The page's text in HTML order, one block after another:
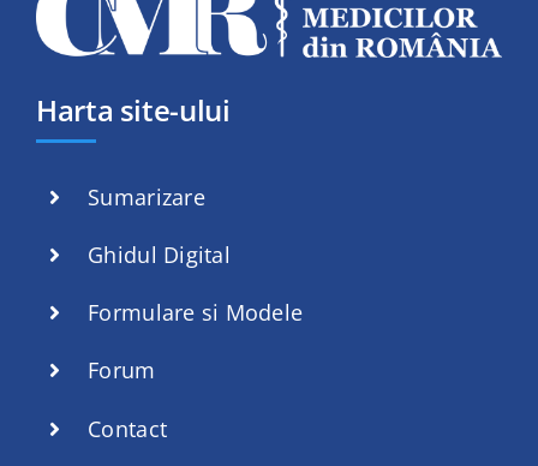
Harta site-ului
Sumarizare
Ghidul Digital
Formulare si Modele
Forum
Contact